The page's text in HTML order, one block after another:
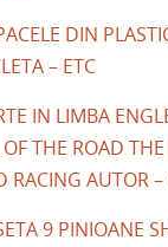
DIN
– ETC
IN LIMBA
THE ROAD
RACING AUTOR
9 PINIOANE